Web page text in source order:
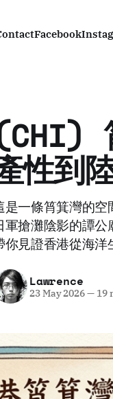
Facebook
性到
是一條筲箕灣的空
軍搶灘陰影的譚
你見證香港從海洋
Lawrence
23 May 2026—19